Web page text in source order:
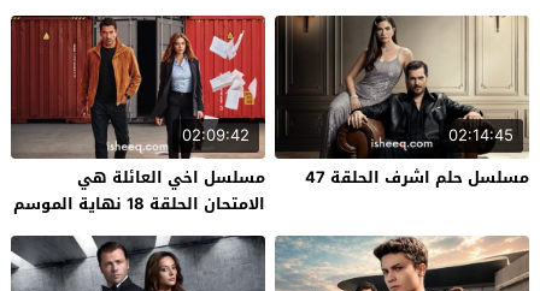
02:14:45
مسلسل حلم اشرف الحلقة 47
02:09:42
مسلسل اخي العائلة هي
الامتحان الحلقة 18 نهاية الموسم